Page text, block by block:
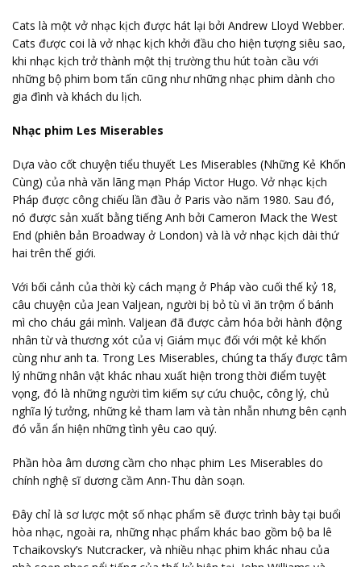
Cats là một vở nhạc kịch được hát lại bởi Andrew Lloyd Webber.
Cats được coi là vở nhạc kịch khởi đầu cho hiện tượng siêu sao,
khi nhạc kịch trở thành một thị trường thu hút toàn cầu với
những bộ phim bom tấn cũng như những nhạc phim dành cho
gia đình và khách du lịch.
Nhạc phim Les Miserables
Dựa vào cốt chuyện tiểu thuyết Les Miserables (Những Kẻ Khốn
Cùng) của nhà văn lãng mạn Pháp Victor Hugo. Vở nhạc kịch
Pháp được công chiếu lần đầu ở Paris vào năm 1980. Sau đó,
nó được sản xuất bằng tiếng Anh bởi Cameron Mack the West
End (phiên bản Broadway ở London) và là vở nhạc kịch dài thứ
hai trên thế giới.
Với bối cảnh của thời kỳ cách mạng ở Pháp vào cuối thế kỷ 18,
câu chuyện của Jean Valjean, người bị bỏ tù vì ăn trộm ổ bánh
mì cho cháu gái mình. Valjean đã được cảm hóa bởi hành động
nhân từ và thương xót của vị Giám mục đối với một kẻ khốn
cùng như anh ta. Trong Les Miserables, chúng ta thấy được tâm
lý những nhân vật khác nhau xuất hiện trong thời điểm tuyệt
vọng, đó là những người tìm kiếm sự cứu chuộc, công lý, chủ
nghĩa lý tưởng, những kẻ tham lam và tàn nhẫn nhưng bên cạnh
đó vẫn ẩn hiện những tình yêu cao quý.
Phần hòa âm dương cầm cho nhạc phim Les Miserables do
chính nghệ sĩ dương cầm Ann-Thu dàn soạn.
Đây chỉ là sơ lược một số nhạc phẩm sẽ được trình bày tại buổi
hòa nhạc, ngoài ra, những nhạc phẩm khác bao gồm bộ ba lê
Tchaikovsky’s Nutcracker, và nhiều nhạc phim khác nhau của